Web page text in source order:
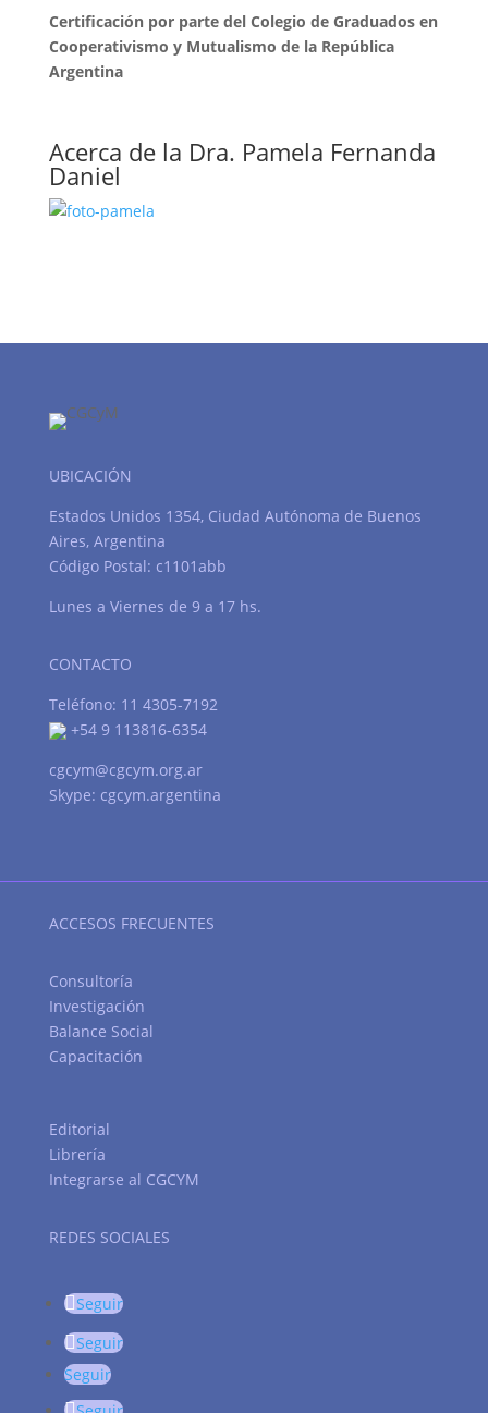
Certificación por parte del Colegio de Graduados en
Cooperativismo y Mutualismo de la República
Argentina
Acerca de la Dra. Pamela Fernanda
Daniel
UBICACIÓN
Estados Unidos 1354, Ciudad Autónoma de Buenos
Aires, Argentina
Código Postal: c1101abb
Lunes a Viernes de 9 a 17 hs.
CONTACTO
Teléfono: 11 4305-7192
+54 9 113816-6354
cgcym@cgcym.org.ar
Skype: cgcym.argentina
ACCESOS FRECUENTES
Consultoría
Investigación
Balance Social
Capacitación
Editorial
Librería
Integrarse al CGCYM
REDES SOCIALES
Seguir
Seguir
Seguir